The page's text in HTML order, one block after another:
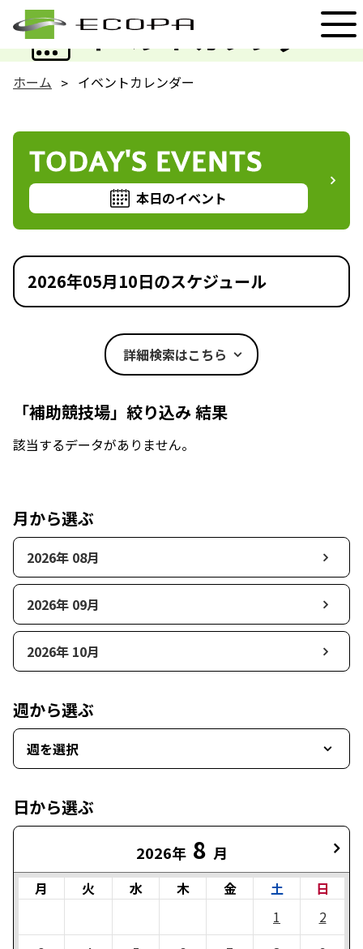
イベントカレンダー
EVENT
ホーム イベントカレンダー
TODAY'S EVENTS
本日のイベント
2026年05月10日のスケジュール
詳細検索はこちら
「補助競技場」絞り込み 結果
該当するデータがありません。
月から選ぶ
2026年 08月
2026年 09月
2026年 10月
週から選ぶ
週を選択
日から選ぶ
2026年 8 月
月 火 水 木 金 土
日
1
2